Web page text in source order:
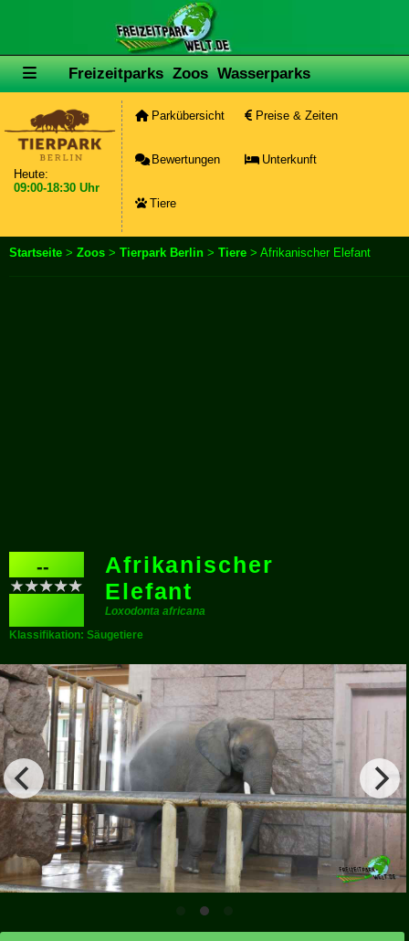
Freizeitparks Zoos Wasserparks
Heute:
09:00-18:30 Uhr
Parkübersicht Preise & Zeiten
Bewertungen Unterkunft
Tiere
Startseite > Zoos > Tierpark Berlin > Tiere > Afrikanischer Elefant
--
Afrikanischer
Elefant
Loxodonta africana
Klassifikation: Säugetiere